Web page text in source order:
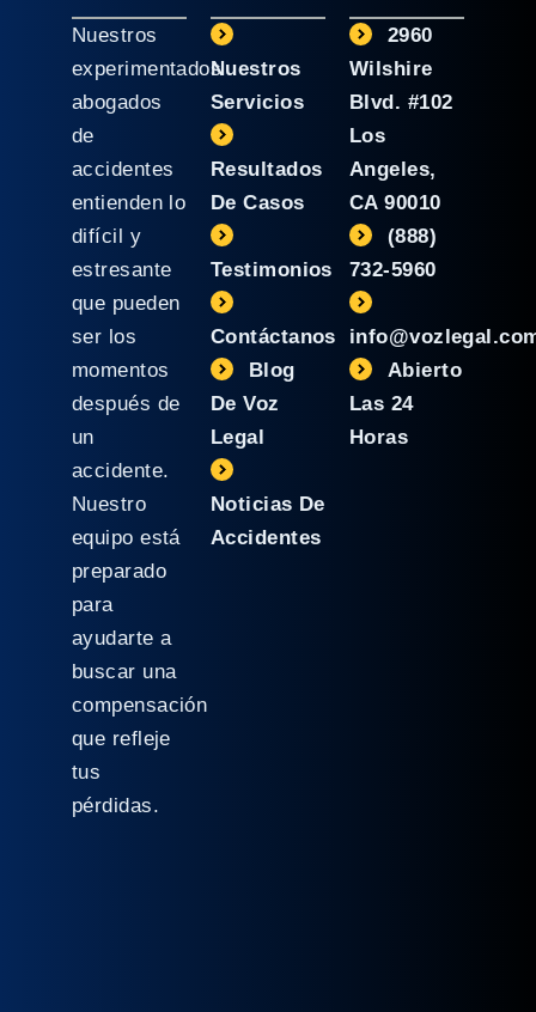
Nuestros
experimentados
abogados
de
accidentes
entienden lo
difícil y
estresante
que pueden
ser los
momentos
después de
un
accidente.
Nuestro
equipo está
preparado
para
ayudarte a
buscar una
compensación
que refleje
tus
pérdidas.
Nuestros
Servicios
Resultados
De Casos
Testimonios
Contáctanos
Blog
De Voz
Legal
Noticias De
Accidentes
2960
Wilshire
Blvd. #102
Los
Angeles,
CA 90010
(888)
732-5960
Abierto
Las 24
Horas